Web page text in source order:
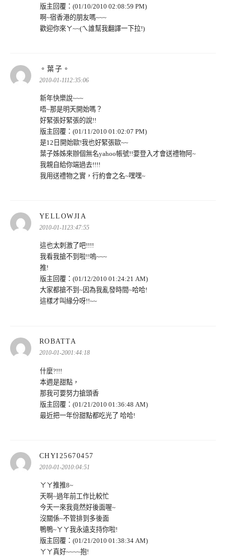
版主回覆：(01/10/2010 02:08:59 PM)
啊~宿香港的朋友嗎~~~
歡迎你來ㄚ~~(ㄟ誰幫我翻譯一下拉!)
。葉子。
示:
2010-01-1112:35:06
新年快樂說~~~
唔~那是明天開始嗎？
好緊張好緊張的說!!
版主回覆：(01/11/2010 01:02:07 PM)
是12日開始歐!我也好緊張歐~~
葉子姊姊來辦個無名yahoo帳號!!要登入才會送禮物阿~
我親自給你端過去!!!!
我用送禮物之實，行約會之名~嘿嘿~
YELLOWJIA
示:
2010-01-1123:47:55
這也太刺激了吧!!!!
我看我搶不到啦!!嗚~~~
推!
版主回覆：(01/12/2010 01:24:21 AM)
大家都搶不到~因為我亂發時間~哈哈!
這樣才叫緣分呀!!~~
ROBATTA
示:
2010-01-2001:44:18
什麼?!!!
本週是甜點，
那我可要努力搶頭香
版主回覆：(01/21/2010 01:36:48 AM)
最近把一年份甜點都吃光了 哈哈!
CHYI25670457
2010-01-2010:04:51
ㄚㄚ推推8~
天啊~過年前工作比較忙
今天一來我竟然好後面喔~
沒關係~不管排到多後面
鴨鴨~ㄚㄚ我永遠支持你啦!
版主回覆：(01/21/2010 01:38:34 AM)
ㄚㄚ真好~~~~抱!